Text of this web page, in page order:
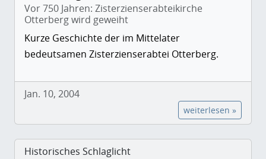
Vor 750 Jahren: Zisterzienserabteikirche
Otterberg wird geweiht
Kurze Geschichte der im Mittelater
bedeutsamen Zisterzienserabtei Otterberg.
Jan. 10, 2004
weiterlesen »
Historisches Schlaglicht